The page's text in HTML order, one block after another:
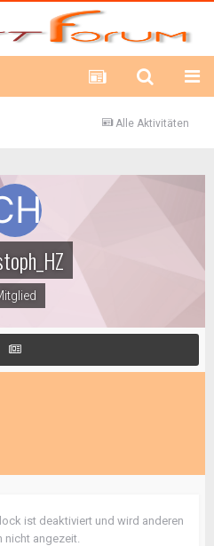
Alle Aktivitäten
ist deaktiviert und wird anderen
nicht angezeit.